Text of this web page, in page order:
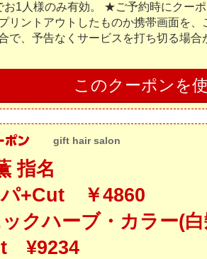
1人様のみ有効。 ★ご予約時にクー
リントアウトしたものか携帯画面を、
で、予告なくサービスを打ち切る場合
このクーポンを
gift hair salon
指名
パ+Cut ￥4860
ックハーブ・カラー(
¥9234